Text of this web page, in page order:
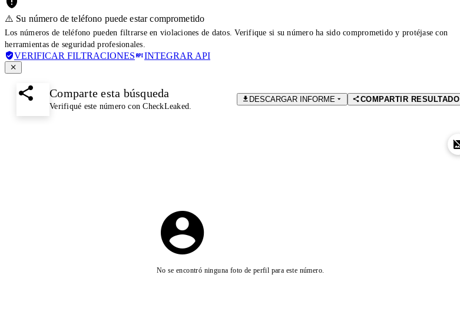
⚠️ Su número de teléfono puede estar comprometido
Los números de teléfono pueden filtrarse en violaciones de datos. Verifique si su número ha sido comprometido y protéjase con
herramientas de seguridad profesionales.
VERIFICAR FILTRACIONES INTEGRAR API
Comparte esta búsqueda
Verifiqué este número con CheckLeaked.
DESCARGAR INFORME COMPARTIR RESULTADO
No se encontró ninguna foto de perfil para este número.